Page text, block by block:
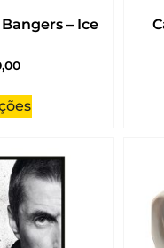
– Ice